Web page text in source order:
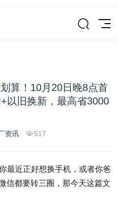
算！10月20日晚8点首
以旧换新，最高省3000
资讯 517
最近正好想换手机，或者你爸
信都要转三圈，那今天这篇文